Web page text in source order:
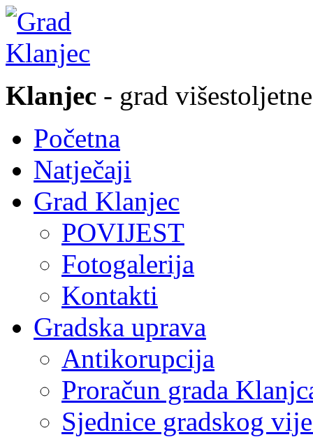
Klanjec - grad
Početna
Natječaji
Grad Klanjec
POVIJEST
Fotogalerija
Kontakti
Gradska uprava
Antikorupcija
Proračun grada
Sjednice gradskog